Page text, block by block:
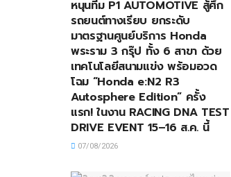
หนุนทีม P1 AUTOMOTIVE สู้ศึก
รถยนต์ทางเรียบ ยกระดับ
มาตรฐานศูนย์บริการ Honda
พระราม 3 กรุ๊ป ทั้ง 6 สาขา ด้วย
เทคโนโลยีสนามแข่ง พร้อมอวด
โฉม “Honda e:N2 R3
Autosphere Edition” ครั้ง
แรก! ในงาน RACING DNA TEST
DRIVE EVENT 15–16 ส.ค. นี้
07/08/2026